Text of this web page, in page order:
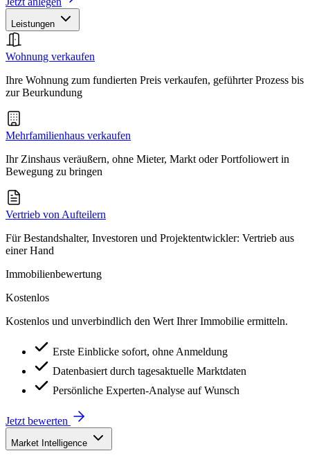
Leistungen
Wohnung verkaufen
Ihre Wohnung zum fundierten Preis verkaufen, geführter Prozess bis
zur Beurkundung
Mehrfamilienhaus verkaufen
Ihr Zinshaus veräußern, ohne Mieter, Markt oder Portfoliowert in
Bewegung zu bringen
Vertrieb von Aufteilern
Für Bestandshalter, Investoren und Projektentwickler: Vertrieb aus
einer Hand
Immobilienbewertung
Kostenlos
Kostenlos und unverbindlich den Wert Ihrer Immobilie ermitteln.
Erste Einblicke sofort, ohne Anmeldung
Datenbasiert durch tagesaktuelle Marktdaten
Persönliche Experten-Analyse auf Wunsch
Jetzt bewerten
Market Intelligence